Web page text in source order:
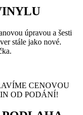
úpravou a šesti
stále jako nové.
CENOVOU
OD PODÁNÍ!